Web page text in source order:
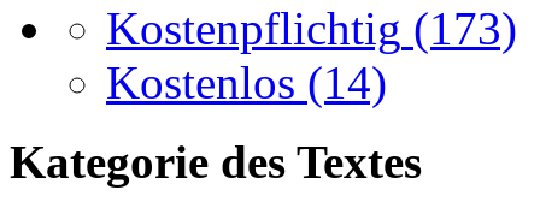
Kostenpflichtig (173)
Kostenlos (14)
Kategorie des Textes